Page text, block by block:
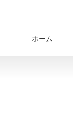
ホーム